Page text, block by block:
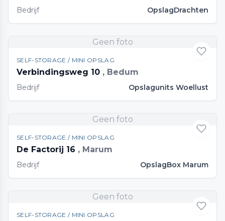
Bedrijf OpslagDrachten
Geen foto
SELF-STORAGE / MINI OPSLAG
Verbindingsweg 10 , Bedum
Bedrijf Opslagunits Woellust
Geen foto
SELF-STORAGE / MINI OPSLAG
De Factorij 16 , Marum
Bedrijf OpslagBox Marum
Geen foto
SELF-STORAGE / MINI OPSLAG